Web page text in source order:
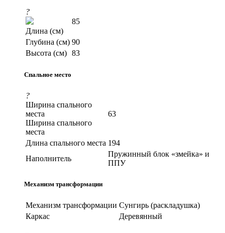
?
Длина (см)
85
Глубина (см) 90
Высота (см) 83
Спальное место
?
Ширина спального
места
Ширина спального
места
63
Длина спального места 194
Наполнитель
Пружинный блок «змейка» и
ППУ
Механизм трансформации
Механизм трансформации Сунгирь (раскладушка)
Каркас
Деревянный